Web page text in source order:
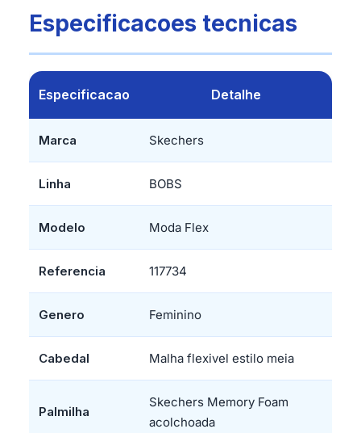
Especificacoes tecnicas
Especificacao Detalhe
Marca Skechers
Linha BOBS
Modelo Moda Flex
Referencia 117734
Genero Feminino
Cabedal Malha flexivel estilo meia
Palmilha
Skechers Memory Foam
acolchoada